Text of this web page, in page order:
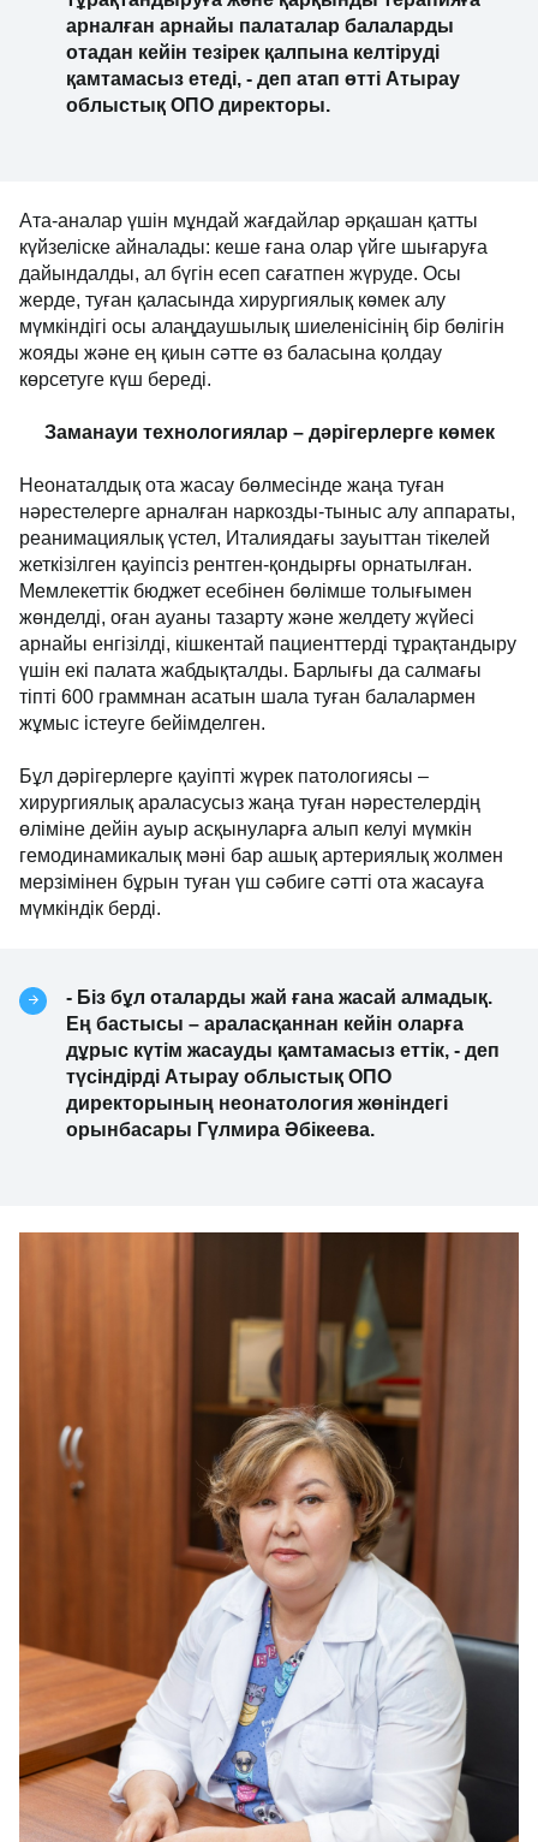
болашақта сапалы өмір сүруге мүмкіндік
алады. Бұдан басқа, реанимацияға,
тұрақтандыруға және қарқынды терапияға
арналған арнайы палаталар балаларды
Ата-аналар үшін мұндай жағдайлар әрқашан қатты
күйзеліске айналады: кеше ғана олар үйге шығаруға
дайындалды, ал бүгін есеп сағатпен жүруде. Осы
жерде, туған қаласында хирургиялық көмек алу
бөлігін жояды және ең қиын сәтте өз баласына
Заманауи технологиялар – дәрігерлерге көмек
Неонаталдық ота жасау бөлмесінде жаңа туған
нәрестелерге арналған наркозды-тыныс алу
аппараты, реанимациялық үстел, Италиядағы
зауыттан тікелей жеткізілген қауіпсіз рентген-
қондырғы орнатылған. Мемлекеттік бюджет
есебінен бөлімше толығымен жөнделді, оған ауаны
тазарту және желдету жүйесі арнайы енгізілді,
палата жабдықталды. Барлығы да салмағы тіпті 600
граммнан асатын шала туған балалармен жұмыс
істеуге бейімделген.
Бұл дәрігерлерге қауіпті жүрек патологиясы –
хирургиялық араласусыз жаңа туған нәрестелердің
жолмен мерзімінен бұрын туған үш сәбиге сәтті ота
жасауға мүмкіндік берді.
- Біз бұл оталарды жай ғана жасай алмадық.
Ең бастысы – араласқаннан кейін оларға
орынбасары Гүлмира Әбікеева.